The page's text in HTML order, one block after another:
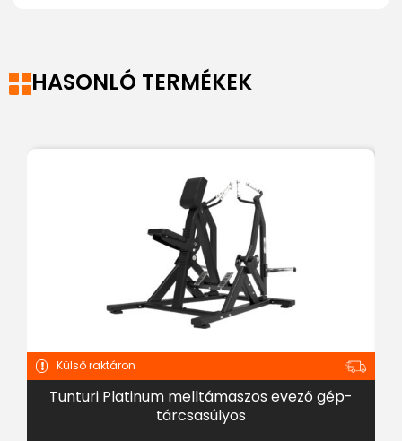
HASONLÓ TERMÉKEK
Külső raktáron
Tunturi Platinum melltámaszos evező gép-
tárcsasúlyos